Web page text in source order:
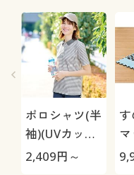
ポロシャツ(半
袖)(UVカッ
ト・洗濯機
2,409円～
ー